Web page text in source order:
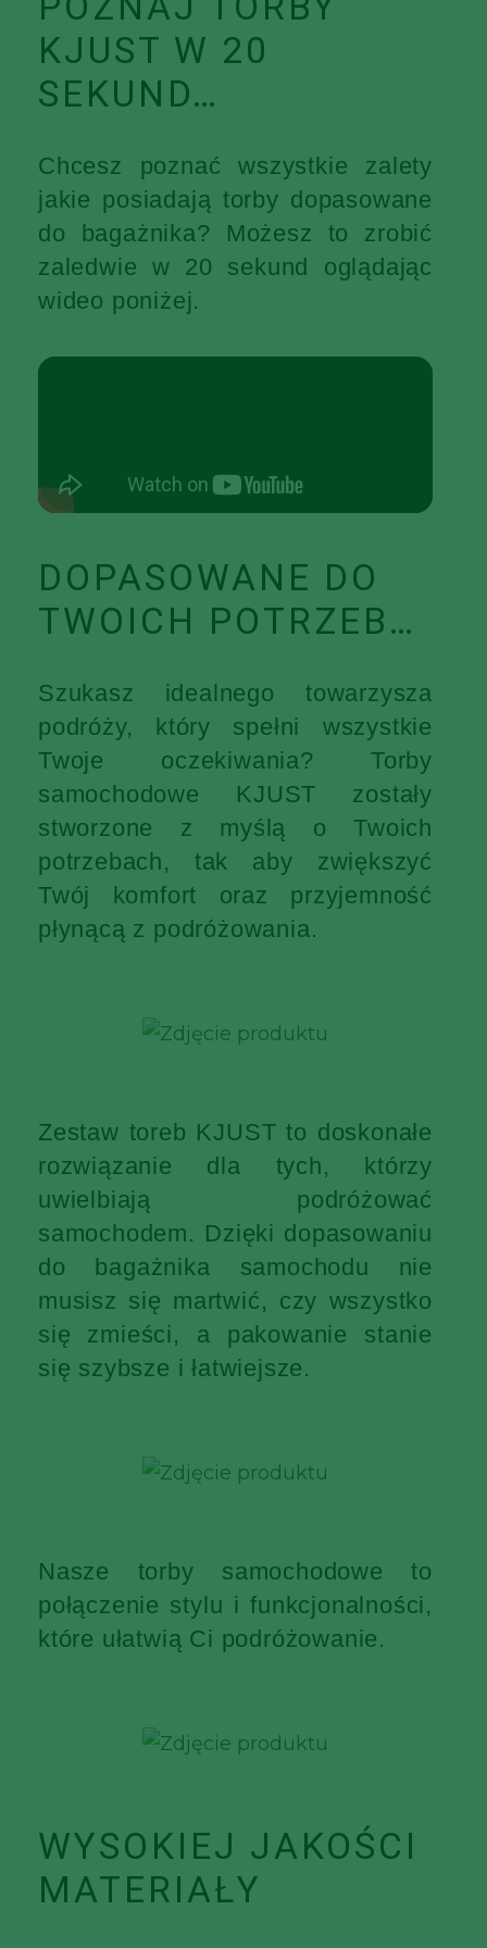
KJUST W 20
SEKUND…
Chcesz poznać wszystkie zalety
jakie posiadają torby dopasowane
do bagażnika? Możesz to zrobić
zaledwie w 20 sekund oglądając
wideo poniżej.
DOPASOWANE DO
TWOICH POTRZEB…
Szukasz idealnego towarzysza
podróży, który spełni wszystkie
Twoje oczekiwania? Torby
samochodowe KJUST zostały
stworzone z myślą o Twoich
potrzebach, tak aby zwiększyć
Twój komfort oraz przyjemność
płynącą z podróżowania.
Zestaw toreb KJUST to doskonałe
rozwiązanie dla tych, którzy
uwielbiają podróżować
samochodem. Dzięki dopasowaniu
do bagażnika samochodu nie
musisz się martwić, czy wszystko
się zmieści, a pakowanie stanie
się szybsze i łatwiejsze.
Nasze torby samochodowe to
połączenie stylu i funkcjonalności,
które ułatwią Ci podróżowanie.
WYSOKIEJ JAKOŚCI
MATERIAŁY